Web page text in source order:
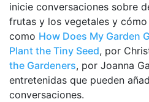
inicie conversaciones sobre
frutas y los vegetales y
como How Does My Garden
Plant the Tiny Seed, por
the Gardeners, por Joanna
entretenidas que pueden
conversaciones.